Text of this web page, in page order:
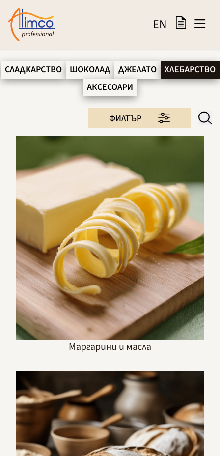
EN
СЛАДКАРСТВО ШОКОЛАД ДЖЕЛАТО
ХЛЕБАРСТВО
АКСЕСОАРИ
ФИЛТЪР
Маргарини и масла